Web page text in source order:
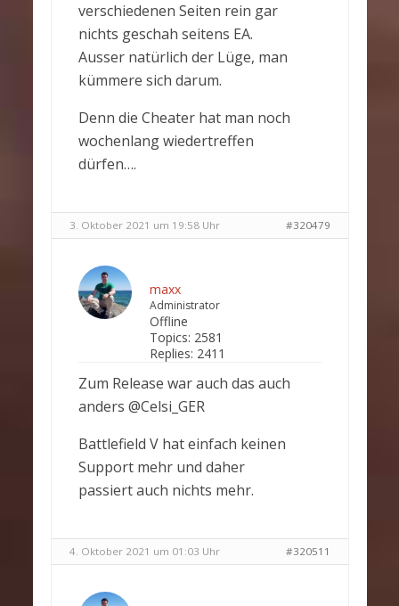
verschiedenen Seiten rein gar
nichts geschah seitens EA.
Ausser natürlich der Lüge, man
kümmere sich darum.
Denn die Cheater hat man noch
wochenlang wiedertreffen
dürfen….
3. Oktober 2021 um 19:58 Uhr #320479
maxx
Administrator
Offline
Topics: 2581
Replies: 2411
Zum Release war auch das auch
anders @Celsi_GER
Battlefield V hat einfach keinen
Support mehr und daher
passiert auch nichts mehr.
4. Oktober 2021 um 01:03 Uhr #320511